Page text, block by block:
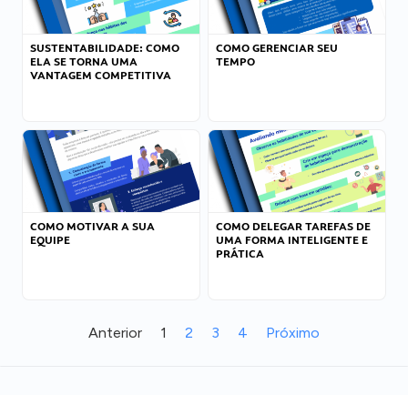
SUSTENTABILIDADE: COMO
ELA SE TORNA UMA
VANTAGEM COMPETITIVA
COMO GERENCIAR SEU
TEMPO
COMO MOTIVAR A SUA
EQUIPE
COMO DELEGAR TAREFAS DE
UMA FORMA INTELIGENTE E
PRÁTICA
Anterior 1 2 3 4 Próximo